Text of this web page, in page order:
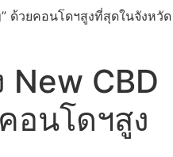
ด้วยคอนโดฯสูงที่สุดในจังหวัด
New CBD
อนโดฯสูง